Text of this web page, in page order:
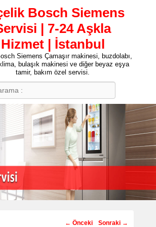
Bosch Siemens
| 7-24 Aşkla
Hizmet | İstanbul
Siemens Çamaşır makinesi, buzdolabı,
bulaşık makinesi ve diğer beyaz eşya
tamir, bakım özel servisi.
Post
← Önceki Sonraki →